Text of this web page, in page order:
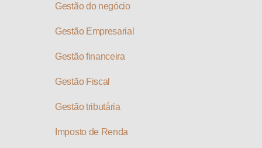
Gestão do negócio
Gestão Empresarial
Gestão financeira
Gestão Fiscal
Gestão tributária
Imposto de Renda